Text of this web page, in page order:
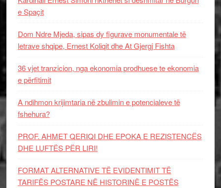
e Spaçit
Dom Ndre Mjeda, sipas dy figurave monumentale të
letrave shqipe, Ernest Koliqit dhe At Gjergj Fishta
36 vjet tranzicion, nga ekonomia prodhuese te ekonomia
e përfitimit
A ndihmon krijimtaria në zbulimin e potencialeve të
fshehura?
PROF. AHMET QERIQI DHE EPOKA E REZISTENCЁS
DHE LUFTЁS PЁR LIRI!
FORMAT ALTERNATIVE TË EVIDENTIMIT TË
TARIFËS POSTARE NË HISTORINË E POSTËS